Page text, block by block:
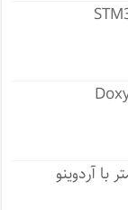
با آردوینو